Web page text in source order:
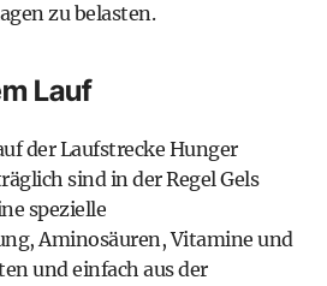
zu belasten.
Lauf
der Laufstrecke Hunger
sind in der Regel Gels
spezielle
Aminosäuren, Vitamine und
und einfach aus der